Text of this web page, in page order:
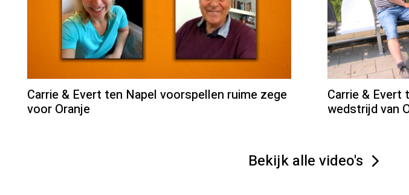
Carrie & Evert ten Napel voorspellen ruime zege
voor Oranje
Carrie & Evert
wedstrijd van
Bekijk alle video's